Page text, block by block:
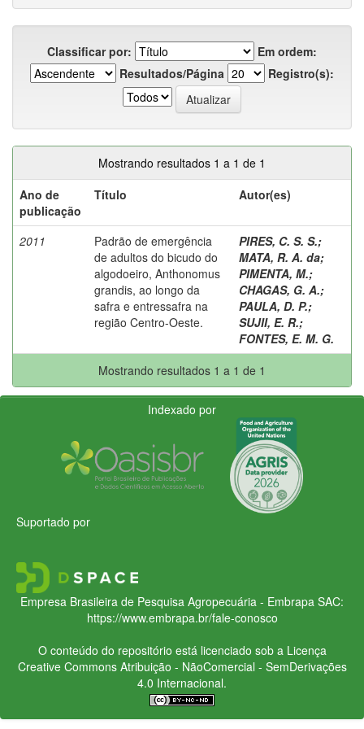
Classificar por:
Em ordem:
Resultados/Página
Registro(s):
Mostrando resultados 1 a 1 de 1
Ano de
publicação
Título Autor(es)
2011
Padrão de emergência
de adultos do bicudo do
algodoeiro, Anthonomus
grandis, ao longo da
safra e entressafra na
região Centro-Oeste.
PIRES, C. S. S.;
MATA, R. A. da;
PIMENTA, M.;
CHAGAS, G. A.;
PAULA, D. P.;
SUJII, E. R.;
FONTES, E. M. G.
Mostrando resultados 1 a 1 de 1
Indexado por
Suportado por
Empresa Brasileira de Pesquisa Agropecuária - Embrapa SAC:
https://www.embrapa.br/fale-conosco
O conteúdo do repositório está licenciado sob a Licença
Creative CommonsAtribuição - NãoComercial - SemDerivações
4.0 Internacional.